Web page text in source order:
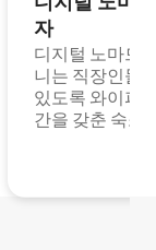
자
디지털 노마드
니는 직장인들
있도록 와이파
간을 갖춘 숙소